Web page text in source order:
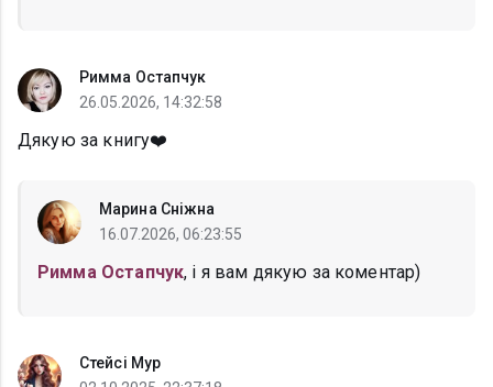
Римма Остапчук
26.05.2026, 14:32:58
Дякую за книгу❤️
Марина Сніжна
16.07.2026, 06:23:55
Римма Остапчук, і я вам дякую за коментар)
Стейсі Мур